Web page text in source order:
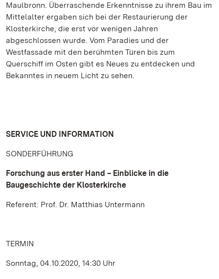
Maulbronn. Überraschende Erkenntnisse zu ihrem Bau im
Mittelalter ergaben sich bei der Restaurierung der
Klosterkirche, die erst vor wenigen Jahren
abgeschlossen wurde. Vom Paradies und der
Westfassade mit den berühmten Türen bis zum
Querschiff im Osten gibt es Neues zu entdecken und
Bekanntes in neuem Licht zu sehen.
SERVICE UND INFORMATION
SONDERFÜHRUNG
Forschung aus erster Hand – Einblicke in die
Baugeschichte der Klosterkirche
Referent: Prof. Dr. Matthias Untermann
TERMIN
Sonntag, 04.10.2020, 14:30 Uhr